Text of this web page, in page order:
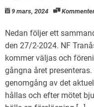
9 mars, 2024
Nedan följer ett
den 27/2-2024. NF
kommer väljas och
gångna året
genomgång av det
hållas och efter mötet